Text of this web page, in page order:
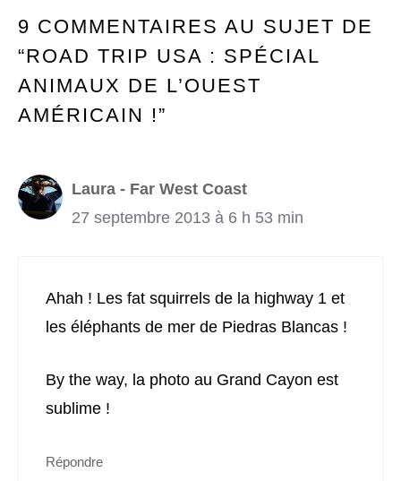
9 COMMENTAIRES AU SUJET DE
“ROAD TRIP USA : SPÉCIAL
ANIMAUX DE L’OUEST
AMÉRICAIN !”
Laura - Far West Coast
27 septembre 2013 à 6 h 53 min
Ahah ! Les fat squirrels de la highway 1 et
les éléphants de mer de Piedras Blancas !
By the way, la photo au Grand Cayon est
sublime !
Répondre